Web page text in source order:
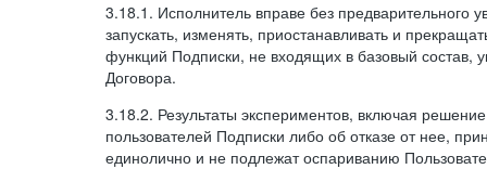
3.18.1. Исполнитель вправе без предварительного
запускать, изменять, приостанавливать и
функций Подписки, не входящих в базовый состав,
Договора.
3.18.2. Результаты экспериментов, включая
пользователей Подписки либо об отказе от нее,
единолично и не подлежат оспариванию